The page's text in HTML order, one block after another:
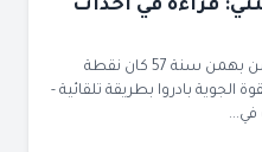
قراءة في أحداث
ما حدث في يوم التاسع عشر([1]) من بهمن سنة 57 كان نقطة
بادروا بطريقة تلقائية -
في...